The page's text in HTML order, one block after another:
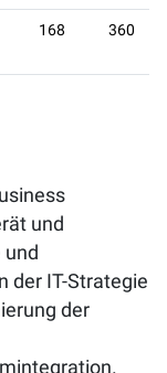
168 360
und
der IT-Strategie
der